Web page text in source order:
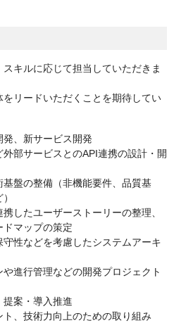
キルに応じて担当していただきま
リードいただくことを期待してい
、新サービス開発
部サービスとのAPI連携の設計・開
盤の整備（非機能要件、品質基
したユーザーストーリーの整理、
マップの策定
性などを考慮したシステムアーキ
進行管理などの開発プロジェクト
提案・導入推進
、技術力向上のための取り組み